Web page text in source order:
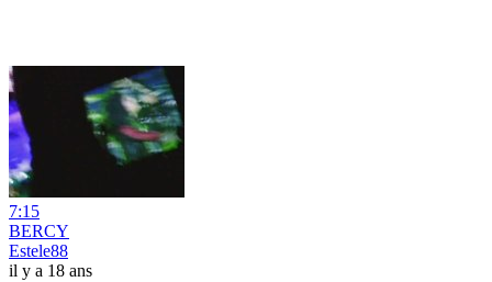
7:15
BERCY
Estele88
il y a 18 ans